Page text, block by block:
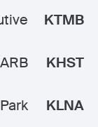
KTMB
KHST
KLNA